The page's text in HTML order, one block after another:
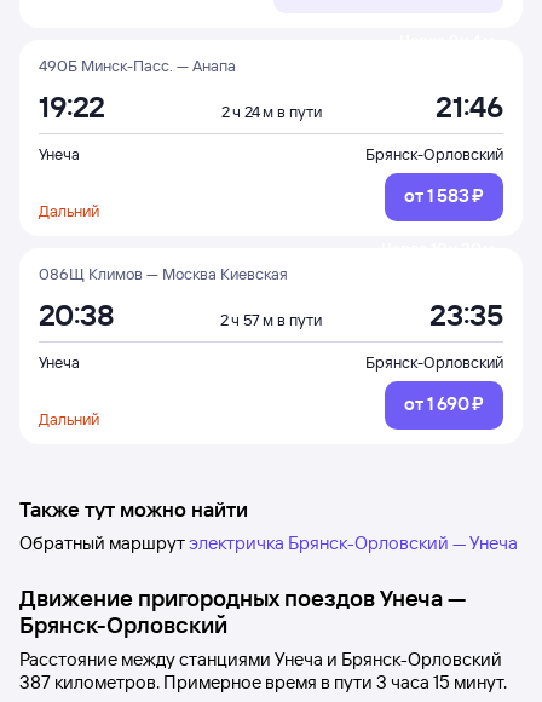
490Б Минск-Пасс. — Анапа
19:22 2 ч 24 м в пути 21:46
Унеча Брянск-Орловский
Дальний
от1 ⁠583 ⁠₽
086Щ Климов — Москва Киевская
20:38 2 ч 57 м в пути 23:35
Унеча Брянск-Орловский
Дальний
от1 ⁠690 ⁠₽
Также тут можно найти
Обратный маршрутэлектричка Брянск-Орловский — Унеча
Движение пригородных поездовУнеча—
Брянск-Орловский
Расстояние между станциями Унеча и Брянск-Орловский
387 километров. Примерное время в пути 3 часа 15 минут.